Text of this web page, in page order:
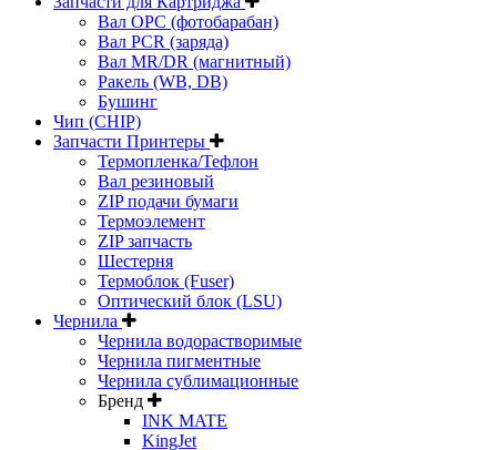
Вал OPC (фотобарабан)
Вал PCR (заряда)
Вал MR/DR (магнитный)
Ракель (WB, DB)
Бушинг
Чип (CHIP)
Запчасти Принтеры
Термопленка/Тефлон
Вал резиновый
ZIP подачи бумаги
Термоэлемент
ZIP запчасть
Шестерня
Термоблок (Fuser)
Оптический блок (LSU)
Чернила
Чернила водорастворимые
Чернила пигментные
Чернила сублимационные
Бренд
INK MATE
KingJet